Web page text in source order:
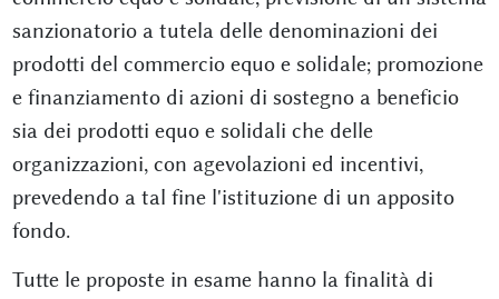
sanzionatorio a tutela delle denominazioni dei
prodotti del commercio equo e solidale; promozione
e finanziamento di azioni di sostegno a beneficio
sia dei prodotti equo e solidali che delle
organizzazioni, con agevolazioni ed incentivi,
prevedendo a tal fine l'istituzione di un apposito
fondo.
Tutte le proposte in esame hanno la finalità di